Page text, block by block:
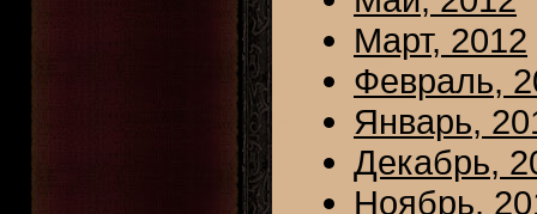
Март, 2012
Февраль,
Январь,
Декабрь,
Ноябрь,